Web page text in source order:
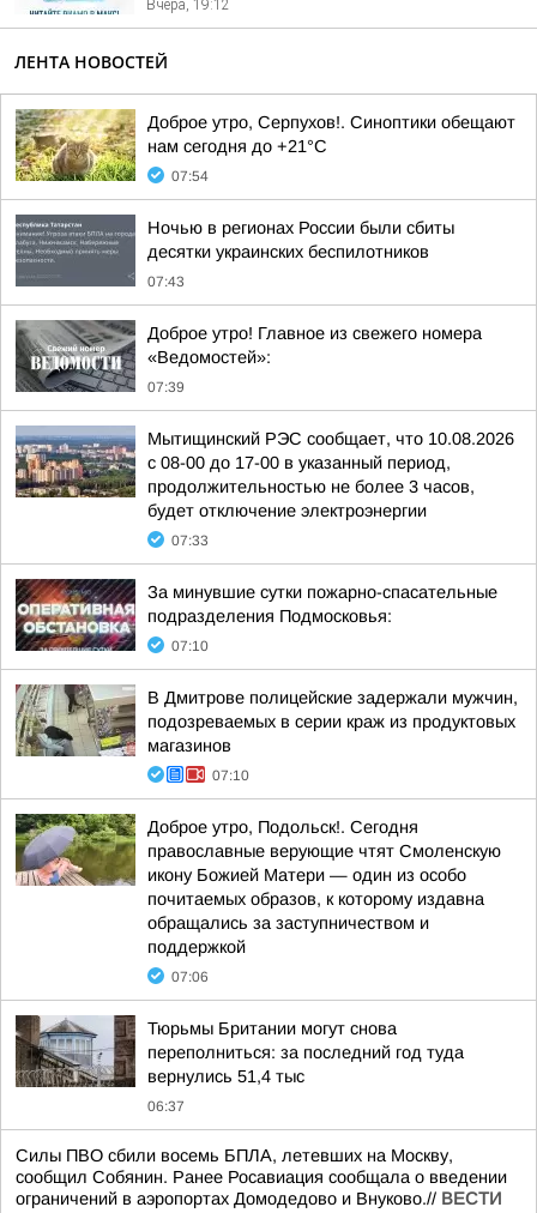
Вчера, 19:12
ЛЕНТА НОВОСТЕЙ
Доброе утро, Серпухов!. Синоптики обещают
нам сегодня до +21°C
07:54
Ночью в регионах России были сбиты
десятки украинских беспилотников
07:43
Доброе утро! Главное из свежего номера
«Ведомостей»:
07:39
Мытищинский РЭС сообщает, что 10.08.2026
с 08-00 до 17-00 в указанный период,
продолжительностью не более 3 часов,
будет отключение электроэнергии
07:33
За минувшие сутки пожарно-спасательные
подразделения Подмосковья:
07:10
В Дмитрове полицейские задержали мужчин,
подозреваемых в серии краж из продуктовых
магазинов
07:10
Доброе утро, Подольск!. Сегодня
православные верующие чтят Смоленскую
икону Божией Матери — один из особо
почитаемых образов, к которому издавна
обращались за заступничеством и
поддержкой
07:06
Тюрьмы Британии могут снова
переполниться: за последний год туда
вернулись 51,4 тыс
06:37
Силы ПВО сбили восемь БПЛА, летевших на Москву,
сообщил Собянин. Ранее Росавиация сообщала о введении
ограничений в аэропортах Домодедово и Внуково.// ВЕСТИ